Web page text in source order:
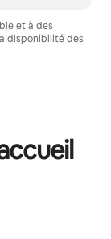
et à des
disponibilité des